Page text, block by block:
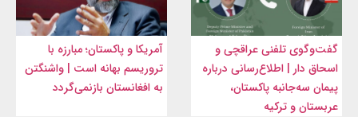
گفت‌وگوی تلفنی عراقچی و
اسحاق دار | اطلاع‌رسانی درباره
پیمان سه‌جانبه پاکستان،
عربستان و ترکیه
آمریکا و پاکستان؛ مبارزه با
تروریسم بهانه است | واشنگتن
به افغانستان بازنمی‌گردد